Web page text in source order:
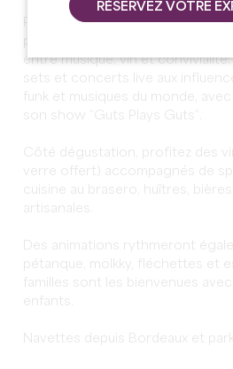
Pour sa 2e édition, les
proposent deux jours de festival
entre musique, vin et
sets et concerts live aux
funk et musiques du monde,
son show “Guts Plays Guts”.
Côté dégustation, profitez des
verre offert) accompagnés de
cuisine au brasero, huîtres,
artisanales.
Des animations rythmeront
pétanque, mölkky, fléchettes et
familles sont les bienvenues
enfants.
Navettes depuis Bordeaux et
RÉSERVEZ VOTRE